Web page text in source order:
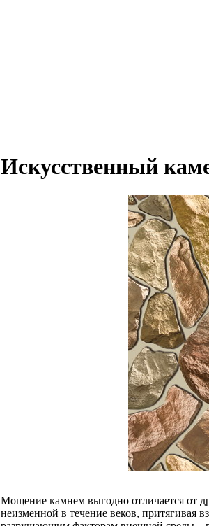
Искусственный
Мощение камнем выгодно отличается от
неизменной в течение веков, притягивая